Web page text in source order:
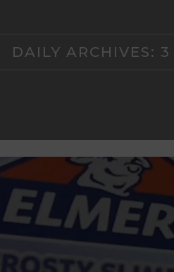
DAILY ARCHIVES: 3